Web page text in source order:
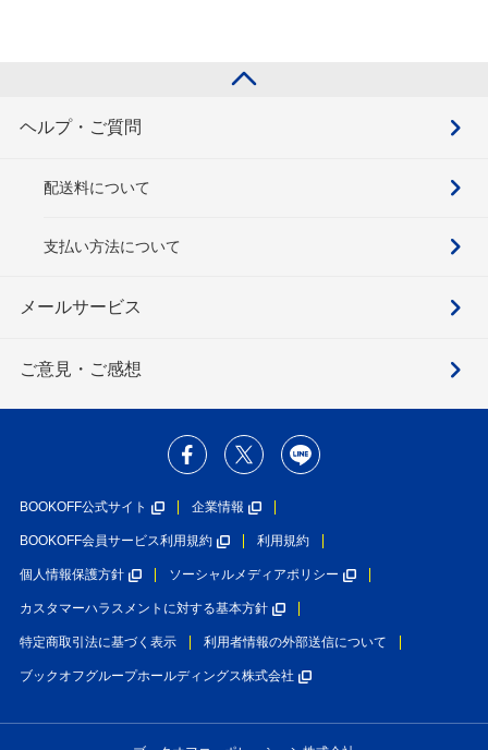
ヘルプ・ご質問
配送料について
支払い方法について
メールサービス
ご意見・ご感想
BOOKOFF公式サイト 企業情報
BOOKOFF会員サービス利用規約 利用規約
個人情報保護方針 ソーシャルメディアポリシー
カスタマーハラスメントに対する基本方針
特定商取引法に基づく表示 利用者情報の外部送信について
ブックオフグループホールディングス株式会社